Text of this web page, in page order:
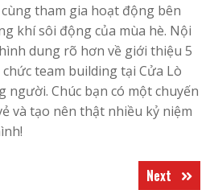
tham gia hoạt động bên
khí sôi động của mùa hè. Nội
dung rõ hơn về giới thiệu 5
team building tại Cửa Lò
người. Chúc bạn có một chuyến
và tạo nên thật nhiều kỷ niệm
Next Next